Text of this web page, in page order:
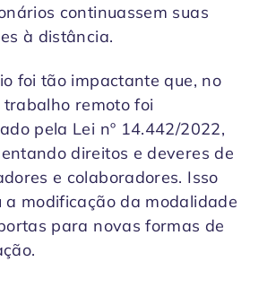
continuassem suas
à distância.
foi tão impactante que, no
trabalho remoto foi
pela Lei nº 14.442/2022,
direitos e deveres de
e colaboradores. Isso
a modificação da modalidade
para novas formas de